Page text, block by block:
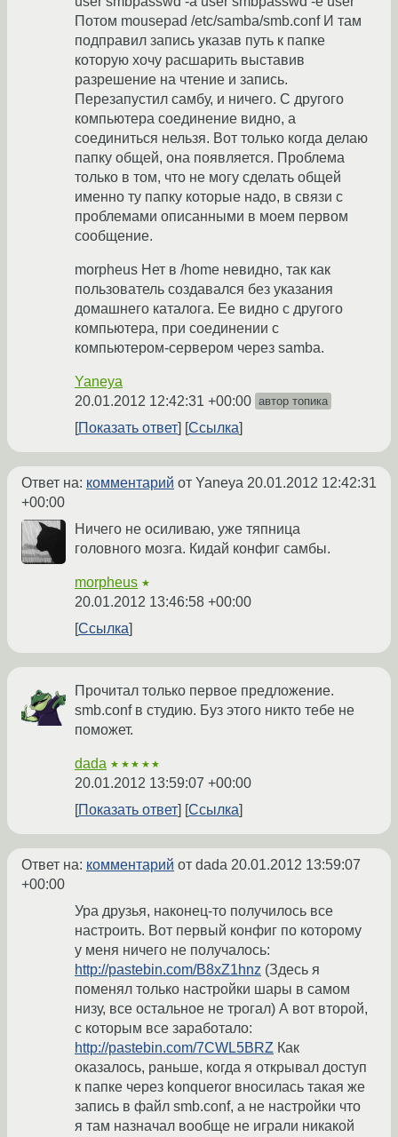
Потом mousepad /etc/samba/smb.conf И там
подправил запись указав путь к папке
которую хочу расшарить выставив
разрешение на чтение и запись.
Перезапустил самбу, и ничего. С другого
компьютера соединение видно, а
соединиться нельзя. Вот только когда делаю
папку общей, она появляется. Проблема
только в том, что не могу сделать общей
именно ту папку которые надо, в связи с
проблемами описанными в моем первом
сообщение.
morpheus Нет в /home невидно, так как
пользователь создавался без указания
домашнего каталога. Ее видно с другого
компьютера, при соединении с
компьютером-сервером через samba.
Yaneya
20.01.2012 12:42:31 +00:00 автор топика
Показать ответ Ссылка
Ответ на: комментарий от Yaneya 20.01.2012 12:42:31
+00:00
Ничего не осиливаю, уже тяпница
головного мозга. Кидай конфиг самбы.
morpheus ★
20.01.2012 13:46:58 +00:00
Ссылка
Прочитал только первое предложение.
smb.conf в студию. Буз этого никто тебе не
поможет.
dada ★★★★★
20.01.2012 13:59:07 +00:00
Показать ответ
Ссылка
Ответ на: комментарий от dada 20.01.2012 13:59:07
+00:00
Ура друзья, наконец-то получилось все
настроить. Вот первый конфиг по которому
у меня ничего не получалось:
http://pastebin.com/B8xZ1hnz (Здесь я
поменял только настройки шары в самом
низу, все остальное не трогал) А вот второй,
с которым все заработало:
http://pastebin.com/7CWL5BRZ Как
оказалось, раньше, когда я открывал доступ
к папке через konqueror вносилась такая же
запись в файл smb.conf, а не настройки что
я там назначал вообще не играли никакой